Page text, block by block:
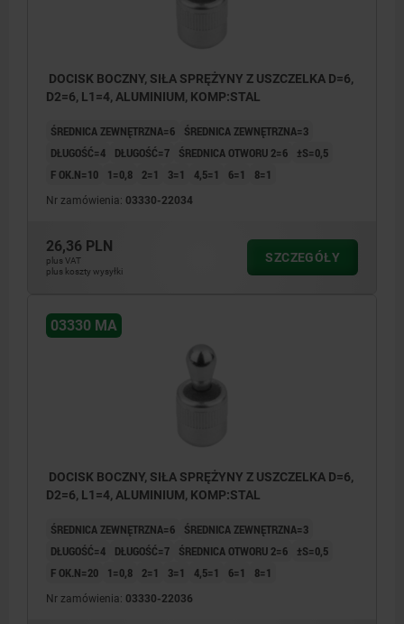
DOCISK BOCZNY, SIŁA SPRĘŻYNY Z USZCZELKA D=6,
D2=6, L1=4, ALUMINIUM, KOMP:STAL
ŚREDNICA ZEWNĘTRZNA=6
ŚREDNICA ZEWNĘTRZNA=3
DŁUGOŚĆ=4
DŁUGOŚĆ=7 ŚREDNICA OTWORU 2=6
±S=0,5
F OK.N=10
1=0,8 2=1 3=1 4,5=1 6=1 8=1
Nr zamówienia: 03330-22034
26,36 PLN
plus VAT
plus koszty wysyłki
SZCZEGÓŁY
03330 MA
DOCISK BOCZNY, SIŁA SPRĘŻYNY Z USZCZELKA D=6,
D2=6, L1=4, ALUMINIUM, KOMP:STAL
ŚREDNICA ZEWNĘTRZNA=6
ŚREDNICA ZEWNĘTRZNA=3
DŁUGOŚĆ=4
DŁUGOŚĆ=7 ŚREDNICA OTWORU 2=6
±S=0,5
F OK.N=20
1=0,8 2=1 3=1 4,5=1 6=1 8=1
Nr zamówienia: 03330-22036